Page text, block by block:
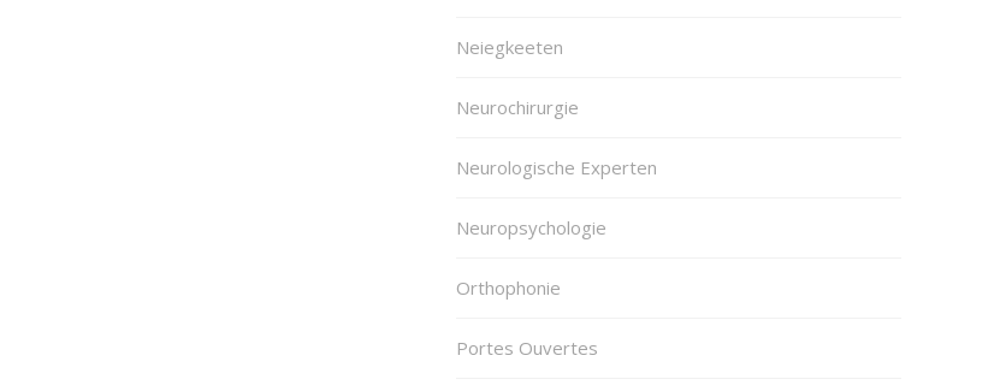
Neiegkeeten
Neurochirurgie
Neurologische Experten
Neuropsychologie
Orthophonie
Portes Ouvertes